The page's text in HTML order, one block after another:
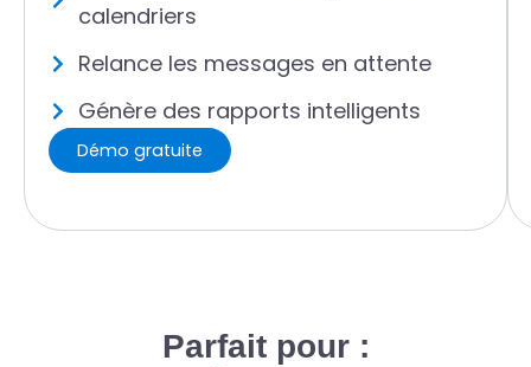
calendriers
Relance les messages en attente
Génère des rapports intelligents
Démo gratuite
Parfait pour :